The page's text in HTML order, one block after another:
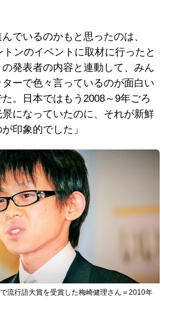
でいるのかもと思ったのは、
ンのイベントに取材に行ったと
発表者の内容と連動して、みん
ーで色々言っているのが面白い
。日本ではもう2008～9年ごろ
になっていたのに、それが新鮮
印象的でした」
流行語大賞を受賞した梅崎健理さん＝2010年